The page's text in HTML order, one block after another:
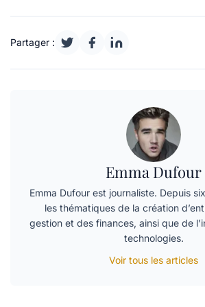
Partager :
Emma Dufour
Emma Dufour est journaliste. Depuis
les thématiques de la création
gestion et des finances, ainsi que de
technologies.
Voir tous les articles